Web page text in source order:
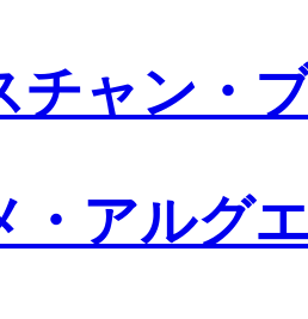
チャン・
・アルグ